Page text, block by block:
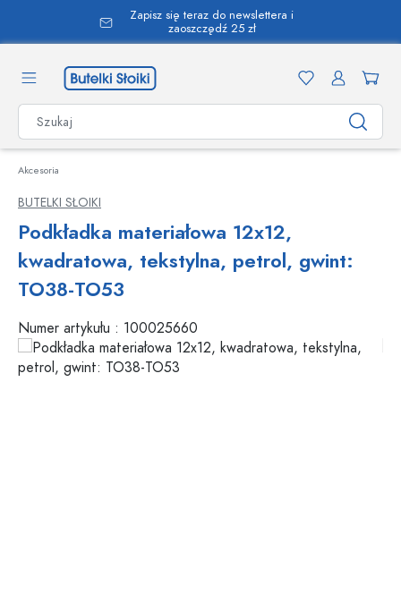
zawartości
Zapisz się teraz do newslettera i
zaoszczędź 25 zł
Akcesoria
BUTELKI SŁOIKI
Podkładka materiałowa 12x12,
kwadratowa, tekstylna, petrol, gwint:
TO38-TO53
Numer artykułu : 100025660